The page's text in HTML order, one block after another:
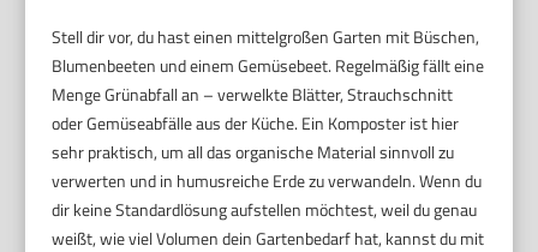
Stell dir vor, du hast einen mittelgroßen Garten mit Büschen,
Blumenbeeten und einem Gemüsebeet. Regelmäßig fällt eine
Menge Grünabfall an – verwelkte Blätter, Strauchschnitt
oder Gemüseabfälle aus der Küche. Ein Komposter ist hier
sehr praktisch, um all das organische Material sinnvoll zu
verwerten und in humusreiche Erde zu verwandeln. Wenn du
dir keine Standardlösung aufstellen möchtest, weil du genau
weißt, wie viel Volumen dein Gartenbedarf hat, kannst du mit